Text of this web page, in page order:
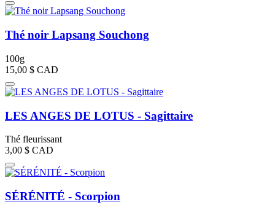
Thé noir Lapsang Souchong
100g
15,00 $ CAD
LES ANGES DE LOTUS - Sagittaire
Thé fleurissant
3,00 $ CAD
SÉRÉNITÉ - Scorpion